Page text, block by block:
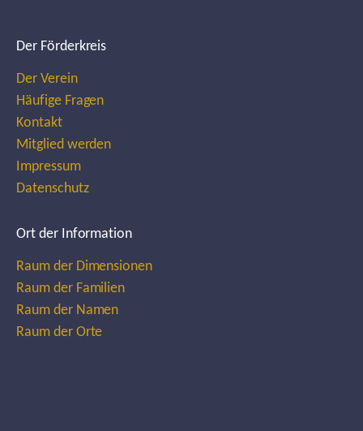
Der Förderkreis
Der Verein
Häufige Fragen
Kontakt
Mitglied werden
Impressum
Datenschutz
Ort der Information
Raum der Dimensionen
Raum der Familien
Raum der Namen
Raum der Orte